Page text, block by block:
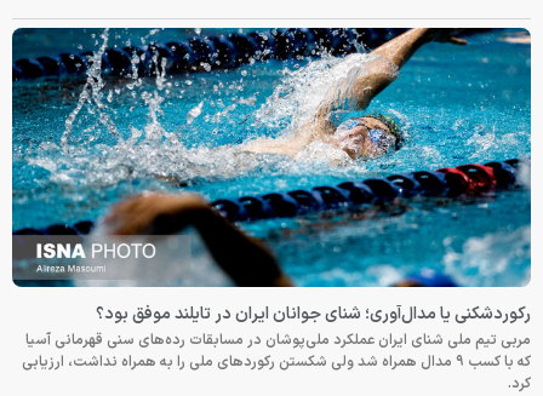
رکوردشکنی یا مدال‌آوری؛ شنای جوانان ایران در تایلند موفق بود؟
مربی تیم ملی شنای ایران عملکرد ملی‌پوشان در مسابقات رده‌های سنی قهرمانی آسیا
که با کسب ۹ مدال همراه شد ولی شکستن رکوردهای ملی را به همراه نداشت، ارزیابی
کرد.